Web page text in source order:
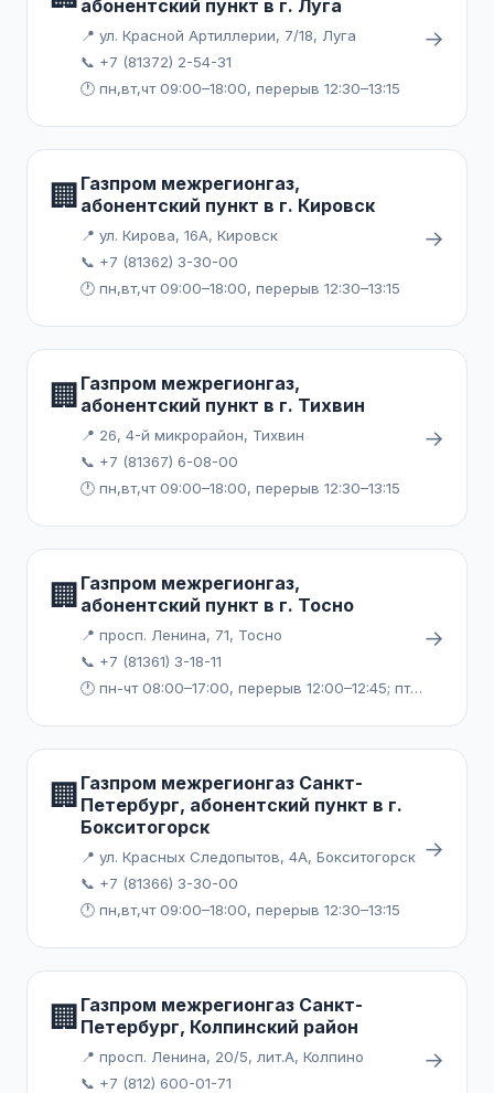
абонентский пункт в г. Луга
📍 ул. Красной Артиллерии, 7/18, Луга
📞 +7 (81372) 2-54-31
🕐 пн,вт,чт 09:00–18:00, перерыв 12:30–13:15
→
🏢 Газпром межрегионгаз,
абонентский пункт в г. Кировск
📍 ул. Кирова, 16А, Кировск
📞 +7 (81362) 3-30-00
🕐 пн,вт,чт 09:00–18:00, перерыв 12:30–13:15
→
🏢 Газпром межрегионгаз,
абонентский пункт в г. Тихвин
📍 26, 4-й микрорайон, Тихвин
📞 +7 (81367) 6-08-00
🕐 пн,вт,чт 09:00–18:00, перерыв 12:30–13:15
→
🏢 Газпром межрегионгаз,
абонентский пункт в г. Тосно
📍 просп. Ленина, 71, Тосно
📞 +7 (81361) 3-18-11
🕐 пн-чт 08:00–17:00, перерыв 12:00–12:45; пт 08:00–15:45, перерыв 12:00–12:45
→
🏢 Газпром межрегионгаз Санкт-
Петербург, абонентский пункт в г.
Бокситогорск
📍 ул. Красных Следопытов, 4А, Бокситогорск
📞 +7 (81366) 3-30-00
🕐 пн,вт,чт 09:00–18:00, перерыв 12:30–13:15
→
🏢 Газпром межрегионгаз Санкт-
Петербург, Колпинский район
📍 просп. Ленина, 20/5, лит.А, Колпино
📞 +7 (812) 600-01-71
→